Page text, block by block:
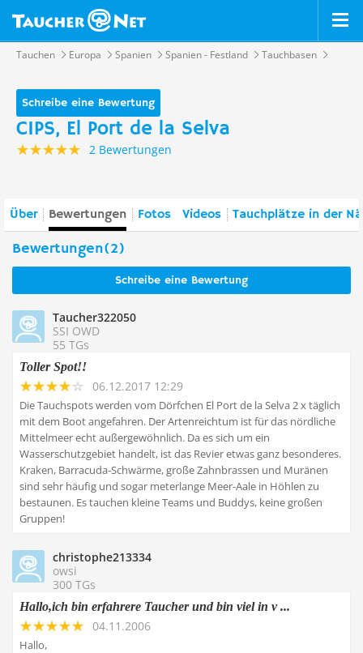
Tauchen Europa Spanien Spanien - Festland Tauchbasen
Schreibe eine Bewertung
CIPS, El Port de la Selva
2 Bewertungen
Über Bewertungen Fotos Videos Tauchplätze in der
Bewertungen(2)
Schreibe eine Bewertung
Taucher322050
SSI OWD
55 TGs
Toller Spot!!
06.12.2017 12:29
Die Tauchspots werden vom Dörfchen El Port de la Selva 2 x täglich
mit dem Boot angefahren. Der Artenreichtum ist für das nördliche
Mittelmeer echt außergewöhnlich. Da es sich um ein
Wasserschutzgebiet handelt, ist das Revier etwas ganz besonderes.
Kraken, Barracuda-Schwärme, große Zahnbrassen und Muränen
sind sehr häufig und sogar meterlange Meer-Aale in Höhlen zu
bestaunen. Es tauchen kleine Teams und Buddys, keine großen
Gruppen!
christophe213334
owsi
300 TGs
Hallo,ich bin erfahrere Taucher und bin viel in v ...
04.11.2006
Hallo,